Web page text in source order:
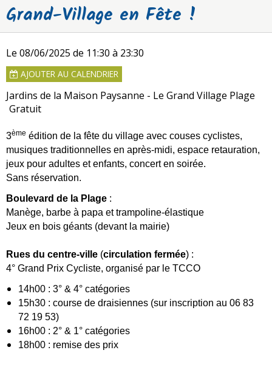
Grand-Village en Fête !
Le 08/06/2025 de 11:30 à 23:30
AJOUTER AU CALENDRIER
Jardins de la Maison Paysanne - Le Grand Village Plage
Gratuit
3ème édition de la fête du village avec couses cyclistes,
musiques traditionnelles en après-midi, espace retauration,
jeux pour adultes et enfants, concert en soirée.
Sans réservation.
Boulevard de la Plage :
Manège, barbe à papa et trampoline-élastique
Jeux en bois géants (devant la mairie)
Rues du centre-ville (circulation fermée) :
4° Grand Prix Cycliste, organisé par le TCCO
14h00 : 3° & 4° catégories
15h30 : course de draisiennes (sur inscription au 06 83
72 19 53)
16h00 : 2° & 1° catégories
18h00 : remise des prix